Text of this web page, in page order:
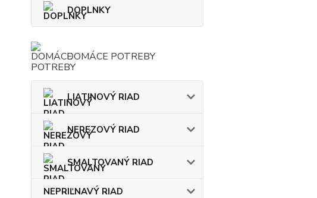
DOPLNKY
DOMÁCE POTREBY
LIATINOVÝ RIAD
NEREZOVÝ RIAD
SMALTOVANÝ RIAD
NEPRIĽNAVÝ RIAD